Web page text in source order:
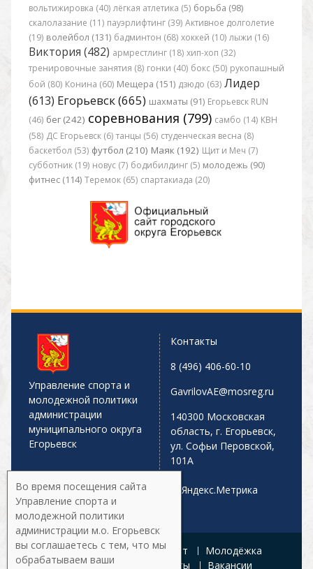
вольтижировка (40) лёгкая атлетика (5) борьба (98)
скалолазание (11) пауэрлифтинг (39) Активное долголетие
(19) волейбол (131) бадминтон (68) хоккей (10) лыжи (16)
Виктория (482) армрестлинг (18) хип-хоп (32)
тренировочные занятия (8) гонки (40) бокс (50) рукопашный
бой (80) Конина (60) Мещера (151) дзюдо (63) Лидер
(613) Егорьевск (665) шахматы (91) Егорьевск RUN
(46) бег (242) соревнования (799) самбо (14) КВН
(58) ДС Егорьевск (6) танцы (56) студенческая весна (8)
баскетбол (53) футбол (210) Маяк (192) Щит и Меч (7)
субботник (19) новус (7) бодибилдинг (5) молодежь (90)
фитнес (114) Теремок (65) спартакиада (20)
Управление спорта и
молодежной политики
администрации
муниципального округа
Егорьевск
Контакты
8 (496) 406-60-10
GavrilovAE@mosreg.ru
140300 Московская
область, г. Егорьевск,
ул. Софьи Перовской,
101А
Главная Афиша Спорт
Молодёжка
Управление
Документы Вакансии
Во время посещения сайта
Управление спорта и
молодежной политики
администрации м.о. Егорьевск
вы соглашаетесь с тем, что мы
обрабатываем ваши